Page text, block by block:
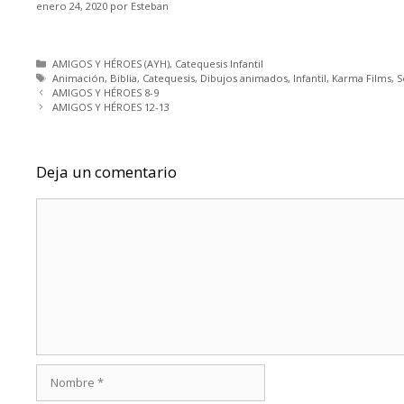
enero 24, 2020 por Esteban
Categorías
AMIGOS Y HÉROES (AYH), Catequesis Infantil
Etiquetas
Animación, Biblia, Catequesis, Dibujos animados, Infantil, Karma Films,
AMIGOS Y HÉROES 8-9
AMIGOS Y HÉROES 12-13
Deja un comentario